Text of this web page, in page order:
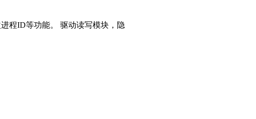
程ID等功能。 驱动读写模块，隐